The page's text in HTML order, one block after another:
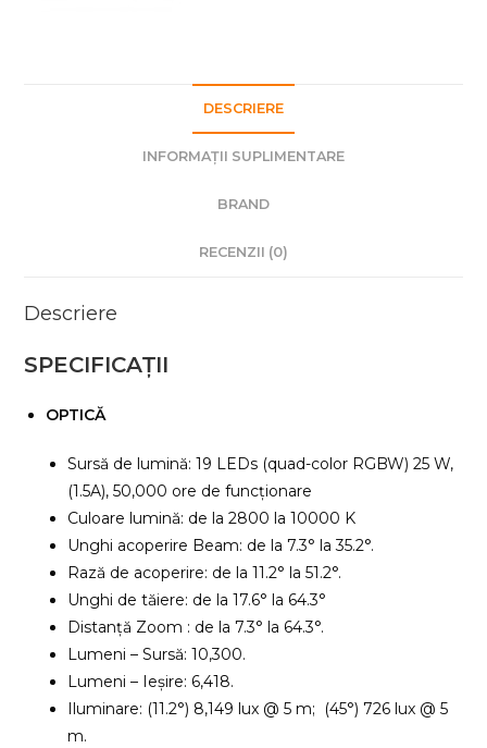
DESCRIERE
INFORMAȚII SUPLIMENTARE
BRAND
RECENZII (0)
Descriere
SPECIFICAȚII
OPTICĂ
Sursă de lumină: 19 LEDs (quad-color RGBW) 25 W,
(1.5A), 50,000 ore de funcționare
Culoare lumină: de la 2800 la 10000 K
Unghi acoperire Beam: de la 7.3° la 35.2°.
Rază de acoperire: de la 11.2° la 51.2°.
Unghi de tăiere: de la 17.6° la 64.3°
Distanță Zoom : de la 7.3° la 64.3°.
Lumeni – Sursă: 10,300.
Lumeni – Ieșire: 6,418.
Iluminare: (11.2°) 8,149 lux @ 5 m; (45°) 726 lux @ 5
m.